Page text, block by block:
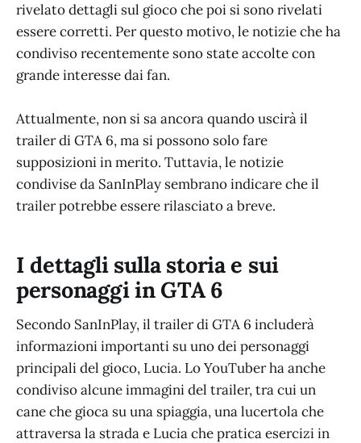
rivelato dettagli sul gioco che poi si sono rivelati
essere corretti. Per questo motivo, le notizie che ha
condiviso recentemente sono state accolte con
grande interesse dai fan.
Attualmente, non si sa ancora quando uscirà il
trailer di GTA 6, ma si possono solo fare
supposizioni in merito. Tuttavia, le notizie
condivise da SanInPlay sembrano indicare che il
trailer potrebbe essere rilasciato a breve.
I dettagli sulla storia e sui
personaggi in GTA 6
Secondo SanInPlay, il trailer di GTA 6 includerà
informazioni importanti su uno dei personaggi
principali del gioco, Lucia. Lo YouTuber ha anche
condiviso alcune immagini del trailer, tra cui un
cane che gioca su una spiaggia, una lucertola che
attraversa la strada e Lucia che pratica esercizi in